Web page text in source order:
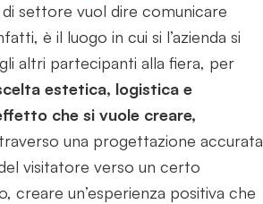
settore vuol dire comunicare
è il luogo in cui si l’azienda si
altri partecipanti alla fiera, per
estetica, logistica e
che si vuole creare,
una progettazione accurata
visitatore verso un certo
un’esperienza positiva che